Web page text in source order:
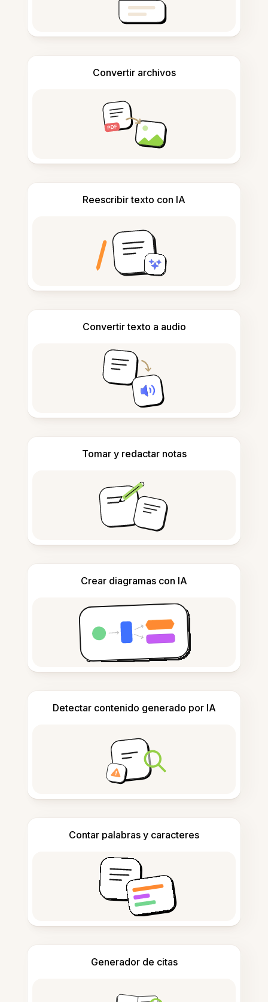
Convertir archivos
Reescribir texto con IA
Convertir texto a audio
Tomar y redactar notas
Crear diagramas con IA
Detectar contenido generado por IA
Contar palabras y caracteres
Generador de citas